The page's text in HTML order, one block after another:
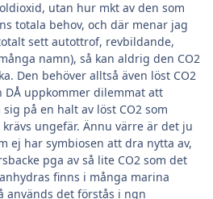
utan hur mkt av den som
totala behov, och där menar jag
sett autottrof, revbildande,
namn), så kan aldrig den CO2
Den behöver alltså även löst CO2
uppkommer dilemmat att
på en halt av löst CO2 som
ungefär. Ännu värre är det ju
ej har symbiosen att dra nytta av,
pga av så lite CO2 som det
finns i många marina
används det förstås i ngn